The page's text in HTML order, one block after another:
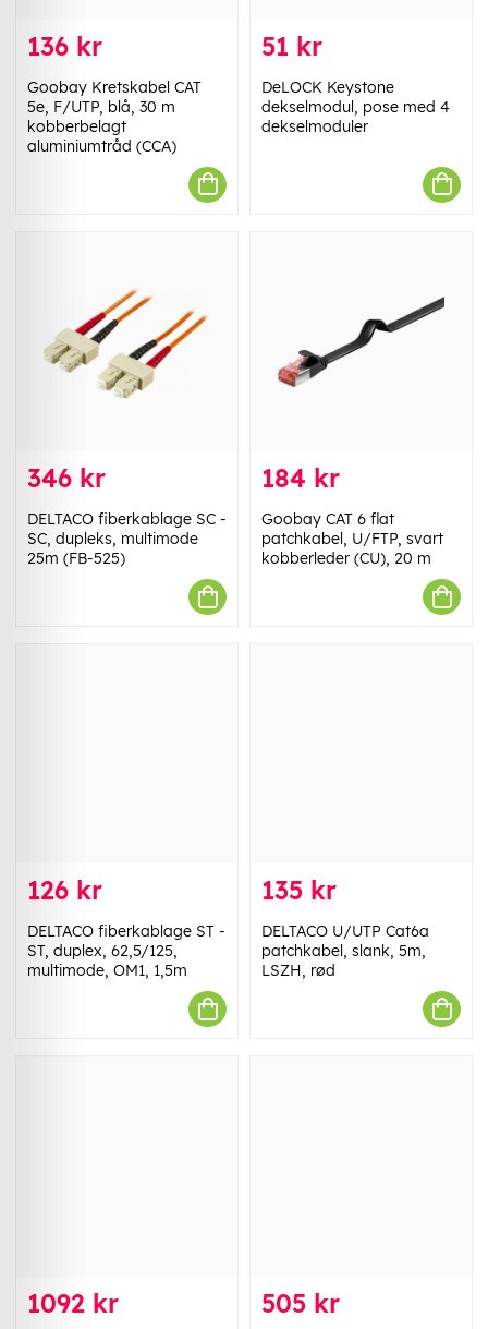
136 kr
Goobay Kretskabel CAT
5e, F/UTP, blå, 30 m
kobberbelagt
aluminiumtråd (CCA)
51 kr
DeLOCK Keystone
dekselmodul, pose med 4
dekselmoduler
346 kr
DELTACO fiberkablage SC -
SC, dupleks, multimode
25m (FB-525)
184 kr
Goobay CAT 6 flat
patchkabel, U/FTP, svart
kobberleder (CU), 20 m
126 kr
DELTACO fiberkablage ST -
ST, duplex, 62,5/125,
multimode, OM1, 1,5m
135 kr
DELTACO U/UTP Cat6a
patchkabel, slank, 5m,
LSZH, rød
1092 kr 505 kr